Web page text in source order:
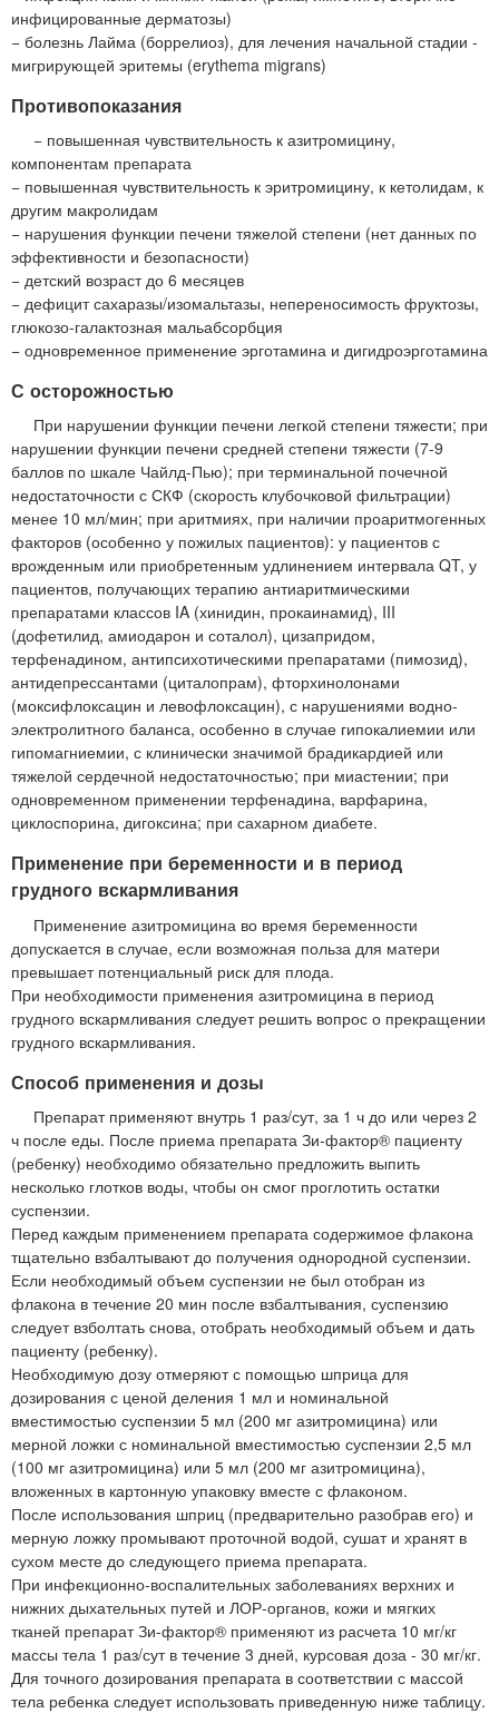
инфицированные дерматозы)
− болезнь Лайма (боррелиоз), для лечения начальной стадии -
мигрирующей эритемы (erythema migrans)
Противопоказания
− повышенная чувствительность к азитромицину,
компонентам препарата
− повышенная чувствительность к эритромицину, к кетолидам, к
другим макролидам
− нарушения функции печени тяжелой степени (нет данных по
эффективности и безопасности)
− детский возраст до 6 месяцев
− дефицит сахаразы/изомальтазы, непереносимость фруктозы,
глюкозо-галактозная мальабсорбция
− одновременное применение эрготамина и дигидроэрготамина
С осторожностью
При нарушении функции печени легкой степени тяжести; при
нарушении функции печени средней степени тяжести (7-9
баллов по шкале Чайлд-Пью); при терминальной почечной
недостаточности с СКФ (скорость клубочковой фильтрации)
менее 10 мл/мин; при аритмиях, при наличии проаритмогенных
факторов (особенно у пожилых пациентов): у пациентов с
врожденным или приобретенным удлинением интервала QT, у
пациентов, получающих терапию антиаритмическими
препаратами классов IA (хинидин, прокаинамид), III
(дофетилид, амиодарон и соталол), цизапридом,
терфенадином, антипсихотическими препаратами (пимозид),
антидепрессантами (циталопрам), фторхинолонами
(моксифлоксацин и левофлоксацин), с нарушениями водно-
электролитного баланса, особенно в случае гипокалиемии или
гипомагниемии, с клинически значимой брадикардией или
тяжелой сердечной недостаточностью; при миастении; при
одновременном применении терфенадина, варфарина,
циклоспорина, дигоксина; при сахарном диабете.
Применение при беременности и в период
грудного вскармливания
Применение азитромицина во время беременности
допускается в случае, если возможная польза для матери
превышает потенциальный риск для плода.
При необходимости применения азитромицина в период
грудного вскармливания следует решить вопрос о прекращении
грудного вскармливания.
Способ применения и дозы
Препарат применяют внутрь 1 раз/сут, за 1 ч до или через 2
ч после еды. После приема препарата Зи-фактор® пациенту
(ребенку) необходимо обязательно предложить выпить
несколько глотков воды, чтобы он смог проглотить остатки
суспензии.
Перед каждым применением препарата содержимое флакона
тщательно взбалтывают до получения однородной суспензии.
Если необходимый объем суспензии не был отобран из
флакона в течение 20 мин после взбалтывания, суспензию
следует взболтать снова, отобрать необходимый объем и дать
пациенту (ребенку).
Необходимую дозу отмеряют с помощью шприца для
дозирования с ценой деления 1 мл и номинальной
вместимостью суспензии 5 мл (200 мг азитромицина) или
мерной ложки с номинальной вместимостью суспензии 2,5 мл
(100 мг азитромицина) или 5 мл (200 мг азитромицина),
вложенных в картонную упаковку вместе с флаконом.
После использования шприц (предварительно разобрав его) и
мерную ложку промывают проточной водой, сушат и хранят в
сухом месте до следующего приема препарата.
При инфекционно-воспалительных заболеваниях верхних и
нижних дыхательных путей и ЛОР-органов, кожи и мягких
тканей препарат Зи-фактор® применяют из расчета 10 мг/кг
массы тела 1 раз/сут в течение 3 дней, курсовая доза - 30 мг/кг.
Для точного дозирования препарата в соответствии с массой
тела ребенка следует использовать приведенную ниже таблицу.